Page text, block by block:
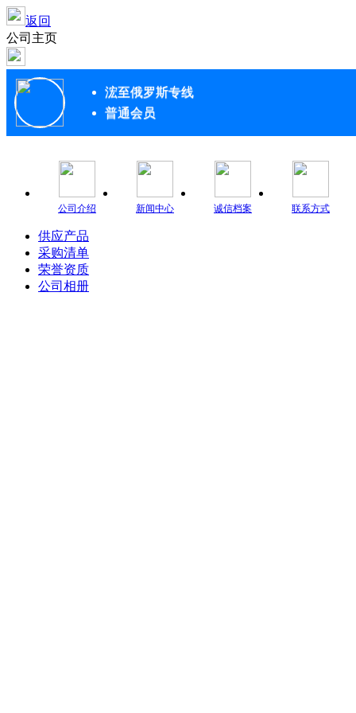
返回
公司主页
浤至俄罗斯专线
普通会员
公司介绍 新闻中心 诚信档案 联系方式
供应产品
采购清单
荣誉资质
公司相册